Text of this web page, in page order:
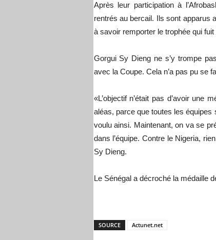
Après leur participation à
rentrés au bercail. Ils sont apparus
à savoir remporter le trophée qui
Gorgui Sy Dieng ne s’y trompe
avec la Coupe. Cela n’a pas pu se
«L’objectif n’était pas d’avoir une
aléas, parce que toutes les équipes
voulu ainsi. Maintenant, on va se
dans l’équipe. Contre le Nigeria,
Sy Dieng.
Le Sénégal a décroché la médaille
SOURCE Actunet.net